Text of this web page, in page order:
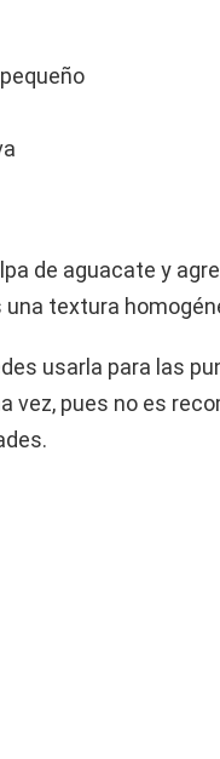
de aguacate y
textura
usarla para las
vez, pues no es